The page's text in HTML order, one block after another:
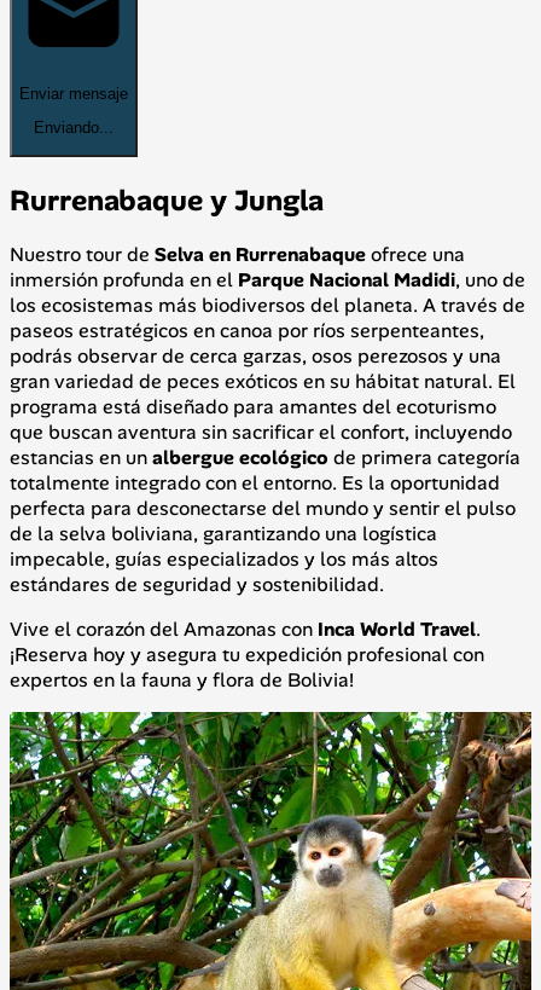
Enviar mensaje
Enviando...
Rurrenabaque y Jungla
Nuestro tour de Selva en Rurrenabaqueofrece una
inmersión profunda en el Parque Nacional Madidi, uno de
los ecosistemas más biodiversos del planeta. A través de
paseos estratégicos en canoa por ríos serpenteantes,
podrás observar de cerca garzas, osos perezosos y una
gran variedad de peces exóticos en su hábitat natural. El
programa está diseñado para amantes del ecoturismo
que buscan aventura sin sacrificar el confort, incluyendo
estancias en unalbergue ecológico de primera categoría
totalmente integrado con el entorno. Es la oportunidad
perfecta para desconectarse del mundo y sentir el pulso
de la selva boliviana, garantizando una logística
impecable, guías especializados y los más altos
estándares de seguridad y sostenibilidad.
Vive el corazón del Amazonas con Inca World Travel.
¡Reserva hoy y asegura tu expedición profesional con
expertos en la fauna y flora de Bolivia!